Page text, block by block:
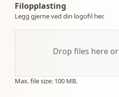
Filopplasting
Legg gjerne ved din logofil her.
Drop files here or
Max. file size: 100 MB.